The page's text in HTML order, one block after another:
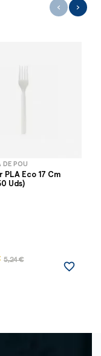
DE POU
PLA Eco 17 Cm
Uds)
5,24 €
favorite_border
‹ ›